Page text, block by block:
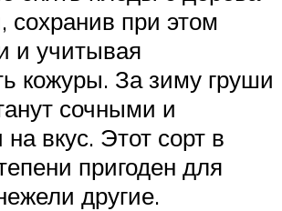
сохранив при этом
и учитывая
кожуры. За зиму груши
сочными и
вкус. Этот сорт в
пригоден для
другие.